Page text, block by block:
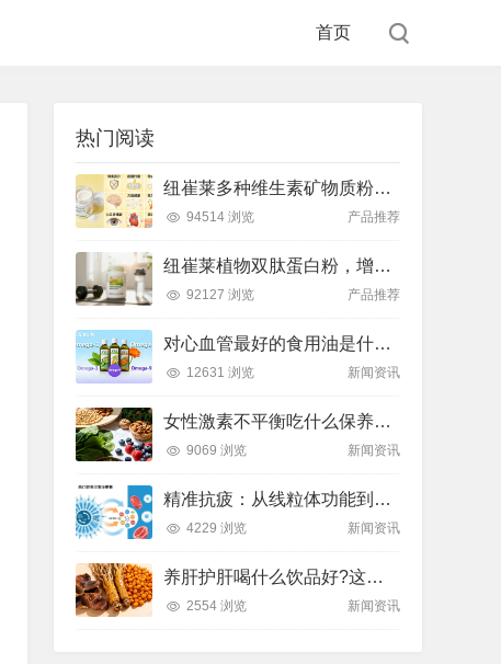
首页
热门阅读
纽崔莱多种维生素矿物质粉，小金粉守护全天健康活力
94514 浏览 产品推荐
纽崔莱植物双肽蛋白粉，增肌补充蛋白质好帮手
92127 浏览 产品推荐
对心血管最好的食用油是什么油？推荐吃这款安利油品
12631 浏览 新闻资讯
女性激素不平衡吃什么保养片可以调节？推荐吃这款纽崔莱保养片
9069 浏览 新闻资讯
精准抗疲：从线粒体功能到造血机制，热门营养方案全解析
4229 浏览 新闻资讯
养肝护肝喝什么饮品好?这款纽崔莱饮品别错过
2554 浏览 新闻资讯